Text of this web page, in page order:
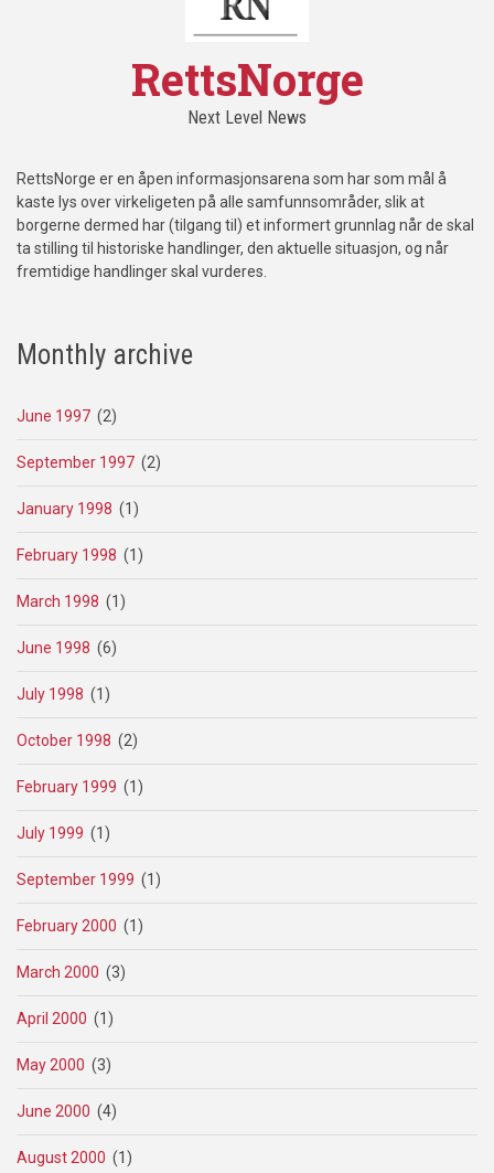
RettsNorge
Next Level News
RettsNorge er en åpen informasjonsarena som har som mål å
kaste lys over virkeligeten på alle samfunnsområder, slik at
borgerne dermed har (tilgang til) et informert grunnlag når de skal
ta stilling til historiske handlinger, den aktuelle situasjon, og når
fremtidige handlinger skal vurderes.
Monthly archive
June 1997 (2)
September 1997 (2)
January 1998 (1)
February 1998 (1)
March 1998 (1)
June 1998 (6)
July 1998 (1)
October 1998 (2)
February 1999 (1)
July 1999 (1)
September 1999 (1)
February 2000 (1)
March 2000 (3)
April 2000 (1)
May 2000 (3)
June 2000 (4)
August 2000 (1)